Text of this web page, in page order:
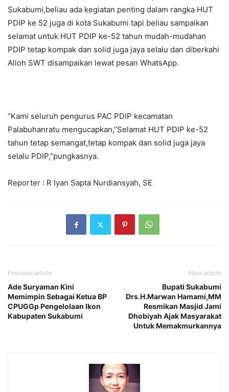
Sukabumi,beliau ada kegiatan penting dalam rangka HUT
PDIP ke 52 juga di kota Sukabumi tapi beliau sampaikan
selamat untuk HUT PDIP ke-52 tahun mudah-mudahan
PDIP tetap kompak dan solid juga jaya selalu dan diberkahi
Alloh SWT disampaikan lewat pesan WhatsApp.
“Kami seluruh pengurus PAC PDIP kecamatan
Palabuhanratu mengucapkan,”Selamat HUT PDIP ke-52
tahun tetap semangat,tetap kompak dan solid juga jaya
selalu PDIP,”pungkasnya.
Reporter : R Iyan Sapta Nurdiansyah, SE
Previous article
Ade Suryaman Kini
Memimpin Sebagai Ketua BP
CPUGGp Pengelolaan Ikon
Kabupaten Sukabumi
Next article
Bupati Sukabumi
Drs.H.Marwan Hamami,MM
Resmikan Masjid Jami
Dhobiyah Ajak Masyarakat
Untuk Memakmurkannya